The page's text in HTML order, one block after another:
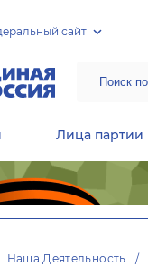
сайт
Лица партии
Наша Деятельность